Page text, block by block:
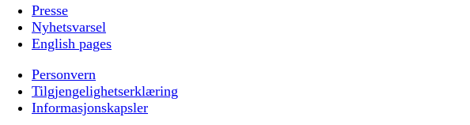
Presse
Nyhetsvarsel
English pages
Personvern
Tilgjengelighetserklæring
Informasjonskapsler